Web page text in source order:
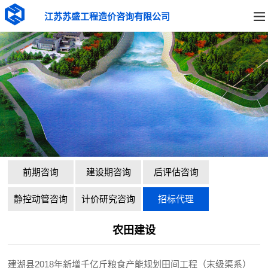
江苏苏盛工程造价咨询有限公司
前期咨询 建设期咨询 后评估咨询
静控动管咨询 计价研究咨询 招标代理
农田建设
建湖县2018年新增千亿斤粮食产能规划田间工程（末级渠系）